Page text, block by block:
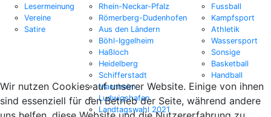
Lesermeinung
Vereine
Satire
Rhein-Neckar-Pfalz
Römerberg-Dudenhofen
Aus den Ländern
Böhl-Iggelheim
Haßloch
Heidelberg
Schifferstadt
Mannheim
Ludwigshafen
Landtagswahl 2021
Fussball
Kampfsport
Athletik
Wassersport
Sonsige
Basketball
Handball
Wir nutzen Cookies auf unserer Website. Einige von ihnen
sind essenziell für den Betrieb der Seite, während andere